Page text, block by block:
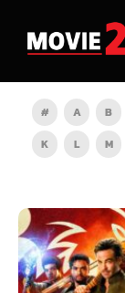
# A B
K
L M